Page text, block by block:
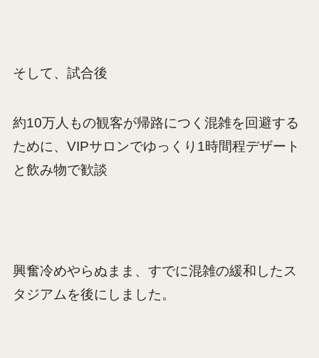
そして、試合後
約10万人もの観客が帰路につく混雑を回避する
ために、VIPサロンでゆっくり1時間程デザート
と飲み物で歓談
興奮冷めやらぬまま、すでに混雑の緩和したス
タジアムを後にしました。